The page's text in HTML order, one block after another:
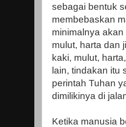
sebagai bentuk
membebaskan
minimalnya
mulut, harta dan
kaki, mulut,
lain, tindakan itu
perintah Tuhan
dimilikinya di
Ketika manusia